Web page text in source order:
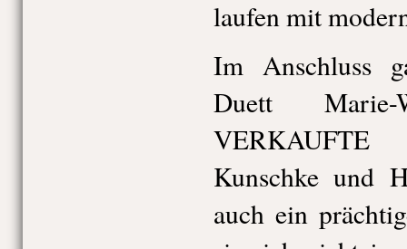
laufen mit
Im Anschluss
Duett
Kunschke und
auch ein